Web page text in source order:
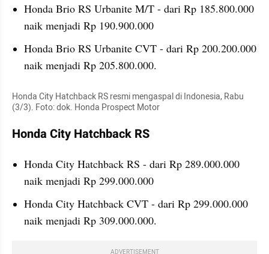
Honda Brio RS Urbanite M/T - dari Rp 185.800.000
naik menjadi Rp 190.900.000
Honda Brio RS Urbanite CVT - dari Rp 200.200.000
naik menjadi Rp 205.800.000.
Honda City Hatchback RS resmi mengaspal di Indonesia, Rabu
(3/3). Foto: dok. Honda Prospect Motor
Honda City Hatchback RS
Honda City Hatchback RS - dari Rp 289.000.000
naik menjadi Rp 299.000.000
Honda City Hatchback CVT - dari Rp 299.000.000
naik menjadi Rp 309.000.000.
ADVERTISEMENT